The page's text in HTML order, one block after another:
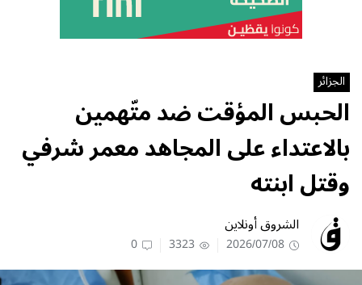
الجزائر
الحبس المؤقت ضد متّهمين
بالاعتداء على المجاهد معمر شرفي
وقتل ابنته
الشروق أونلاين
2026/07/08
3323
0